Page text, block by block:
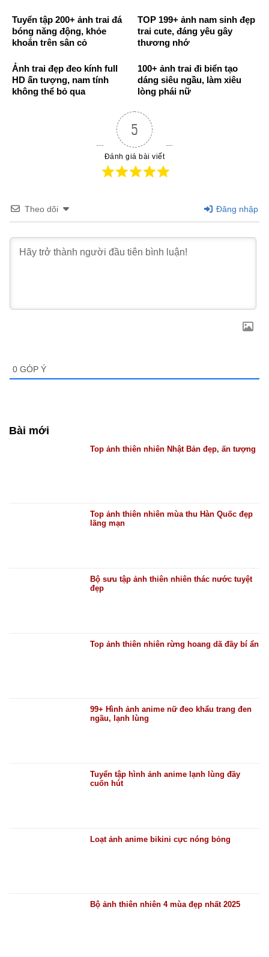
Tuyển tập 200+ ảnh trai đá
bóng năng động, khỏe
khoắn trên sân cỏ
TOP 199+ ảnh nam sinh đẹp
trai cute, đáng yêu gây
thương nhớ
Ảnh trai đẹp đeo kính full
HD ấn tượng, nam tính
không thể bỏ qua
100+ ảnh trai đi biển tạo
dáng siêu ngầu, làm xiêu
lòng phái nữ
5
Đánh giá bài viết
Theo dõi Đăng nhập
0 GÓP Ý
Bài mới
Top ảnh thiên nhiên Nhật Bản đẹp, ấn tượng
Top ảnh thiên nhiên mùa thu Hàn Quốc đẹp
lãng mạn
Bộ sưu tập ảnh thiên nhiên thác nước tuyệt
đẹp
Top ảnh thiên nhiên rừng hoang dã đầy bí ẩn
99+ Hình ảnh anime nữ đeo khẩu trang đen
ngầu, lạnh lùng
Tuyển tập hình ảnh anime lạnh lùng đầy
cuốn hút
Loạt ảnh anime bikini cực nóng bỏng
Bộ ảnh thiên nhiên 4 mùa đẹp nhất 2025